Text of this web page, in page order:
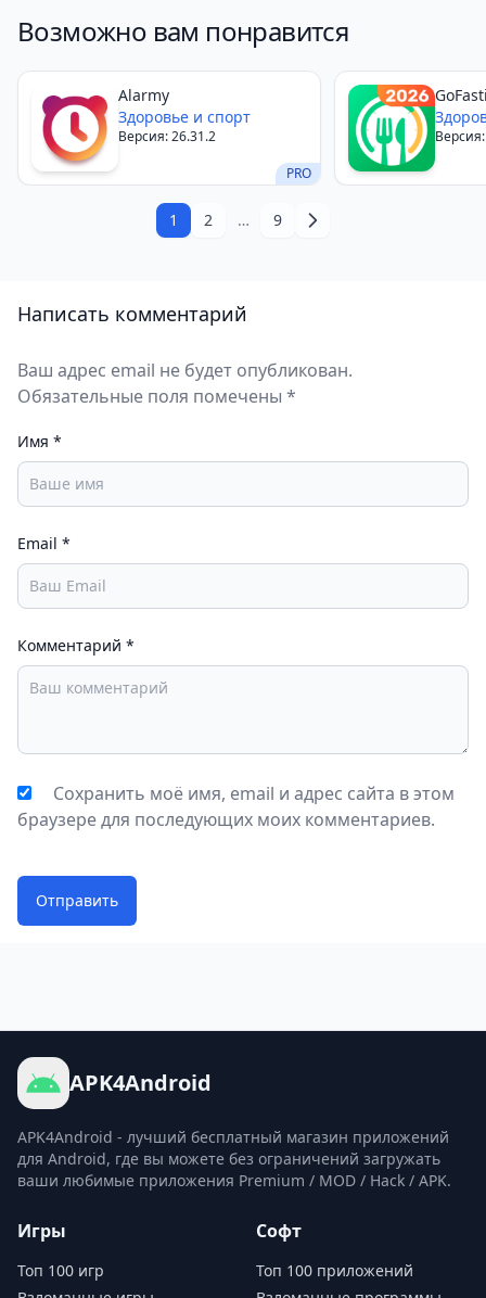
Возможно вам понравится
PRO
Alarmy
Здоровье и спорт
Версия: 26.31.2
1 2 … 9
Написать комментарий
Ваш адрес email не будет опубликован.
Обязательные поля помечены *
Имя *
Email *
Комментарий *
Сохранить моё имя, email и адрес сайта в этом
браузере для последующих моих комментариев.
Отправить
APK4Android
APK4Android - лучший бесплатный магазин приложений
для Android, где вы можете без ограничений загружать
ваши любимые приложения Premium / MOD / Hack / APK.
Игры
Топ 100 игр
Софт
Топ 100 приложений